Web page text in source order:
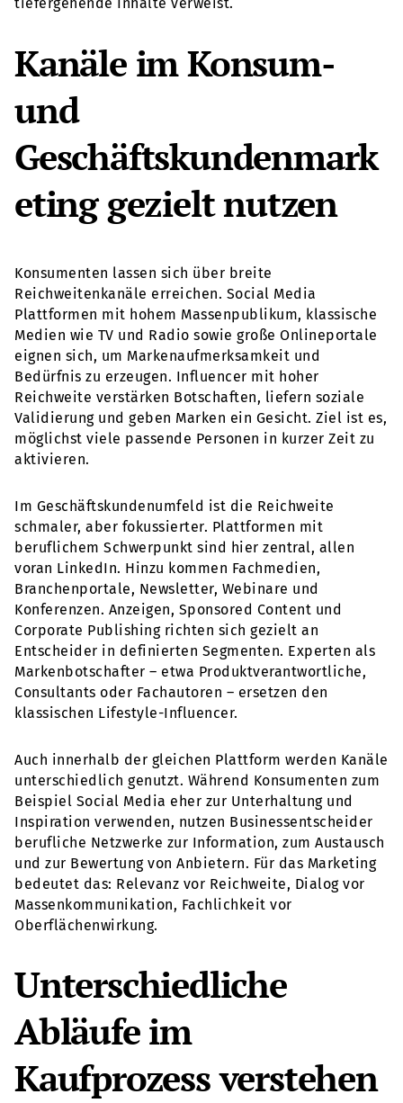
Kanäle im Konsum-
und
Geschäftskundenmark
eting gezielt nutzen
Konsumenten lassen sich über breite
Reichweitenkanäle erreichen. Social Media
Plattformen mit hohem Massenpublikum, klassische
Medien wie TV und Radio sowie große Onlineportale
eignen sich, um Markenaufmerksamkeit und
Bedürfnis zu erzeugen. Influencer mit hoher
Reichweite verstärken Botschaften, liefern soziale
Validierung und geben Marken ein Gesicht. Ziel ist es,
möglichst viele passende Personen in kurzer Zeit zu
aktivieren.
Im Geschäftskundenumfeld ist die Reichweite
schmaler, aber fokussierter. Plattformen mit
beruflichem Schwerpunkt sind hier zentral, allen
voran LinkedIn. Hinzu kommen Fachmedien,
Branchenportale, Newsletter, Webinare und
Konferenzen. Anzeigen, Sponsored Content und
Corporate Publishing richten sich gezielt an
Entscheider in definierten Segmenten. Experten als
Markenbotschafter – etwa Produktverantwortliche,
Consultants oder Fachautoren – ersetzen den
klassischen Lifestyle-Influencer.
Auch innerhalb der gleichen Plattform werden Kanäle
unterschiedlich genutzt. Während Konsumenten zum
Beispiel Social Media eher zur Unterhaltung und
Inspiration verwenden, nutzen Businessentscheider
berufliche Netzwerke zur Information, zum Austausch
und zur Bewertung von Anbietern. Für das Marketing
bedeutet das: Relevanz vor Reichweite, Dialog vor
Massenkommunikation, Fachlichkeit vor
Oberflächenwirkung.
Unterschiedliche
Abläufe im
Kaufprozess verstehen